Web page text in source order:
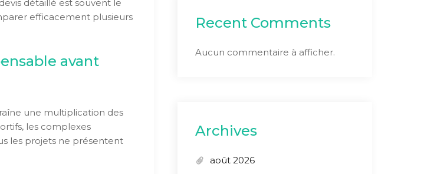
détaillé est souvent le
efficacement plusieurs
avant
une multiplication des
les complexes
les projets ne présentent
Recent Comments
Aucun commentaire à afficher.
Archives
août 2026